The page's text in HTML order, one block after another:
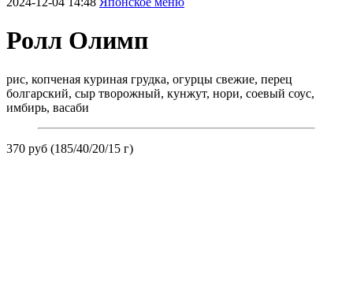
Ролл Олимп
рис, копченая куриная грудка, огурцы свежие, перец
болгарский, сыр творожный, кунжут, нори, соевый соус,
имбирь, васаби
370 руб (185/40/20/15 г)